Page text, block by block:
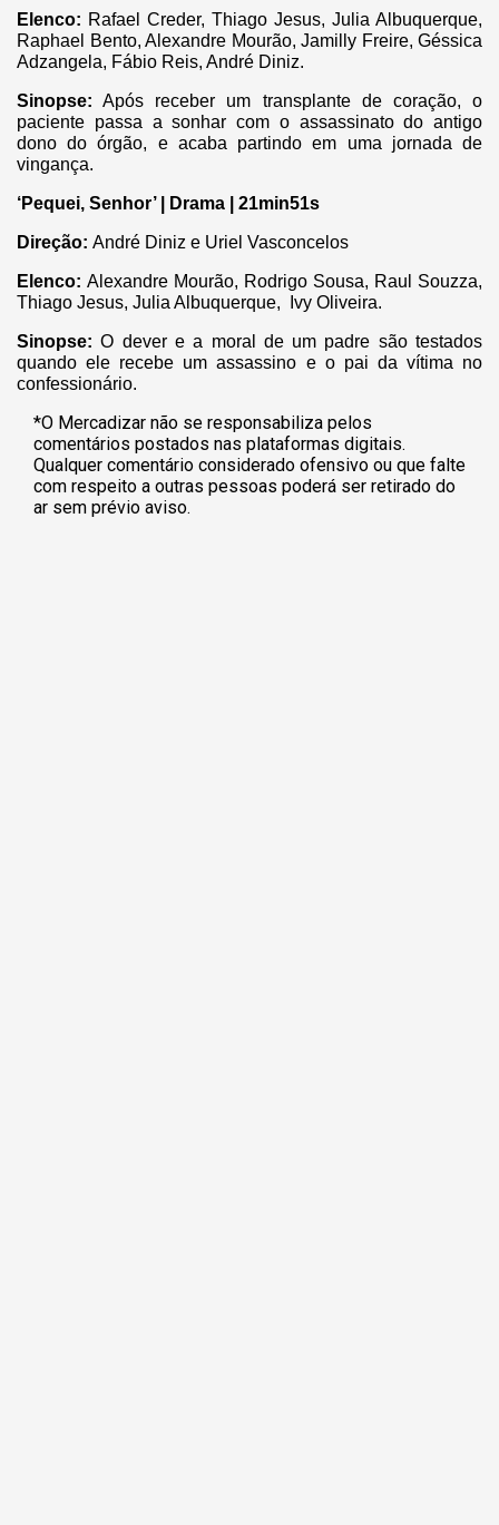
Elenco: Rafael Creder, Thiago Jesus, Julia Albuquerque,
Raphael Bento, Alexandre Mourão, Jamilly Freire, Géssica
Adzangela, Fábio Reis, André Diniz.
Sinopse: Após receber um transplante de coração, o
paciente passa a sonhar com o assassinato do antigo
dono do órgão, e acaba partindo em uma jornada de
vingança.
‘Pequei, Senhor’ | Drama | 21min51s
Direção: André Diniz e Uriel Vasconcelos
Elenco: Alexandre Mourão, Rodrigo Sousa, Raul Souzza,
Thiago Jesus, Julia Albuquerque, Ivy Oliveira.
Sinopse: O dever e a moral de um padre são testados
quando ele recebe um assassino e o pai da vítima no
confessionário.
*O Mercadizar não se responsabiliza pelos
comentários postados nas plataformas digitais.
Qualquer comentário considerado ofensivo ou que falte
com respeito a outras pessoas poderá ser retirado do
ar sem prévio aviso.